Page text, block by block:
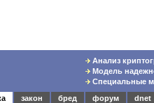
Анализ
Модель
Специальные
закон бред форум dnet